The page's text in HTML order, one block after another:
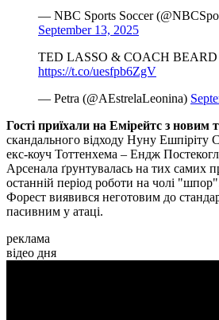
— NBC Sports Soccer
September 13, 2025
TED LASSO & COACH BEARD
https://t.co/uesfpb6ZgV
— Petra (@AEstrelaLeonina)
Гості приїхали на Емірейтс з новим
скандального відходу Нуну Ешпіріту
екс-коуч Тоттенхема – Ендж
Арсенала ґрунтувалась на тих самих
останній період роботи на чолі
Форест виявився неготовим до
пасивним у атаці.
реклама
відео дня